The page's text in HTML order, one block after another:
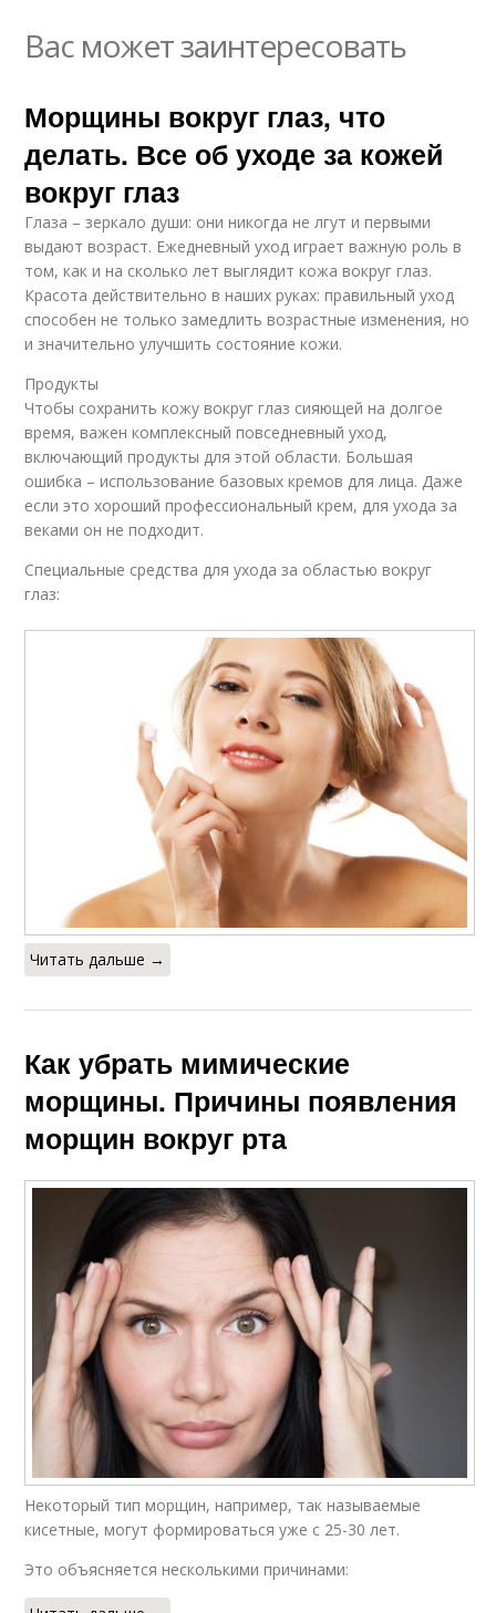
Вас может заинтересовать
Морщины вокруг глаз, что
делать. Все об уходе за кожей
вокруг глаз
Глаза – зеркало души: они никогда не лгут и первыми
выдают возраст. Ежедневный уход играет важную роль в
том, как и на сколько лет выглядит кожа вокруг глаз.
Красота действительно в наших руках: правильный уход
способен не только замедлить возрастные изменения, но
и значительно улучшить состояние кожи.
Продукты
Чтобы сохранить кожу вокруг глаз сияющей на долгое
время, важен комплексный повседневный уход,
включающий продукты для этой области. Большая
ошибка – использование базовых кремов для лица. Даже
если это хороший профессиональный крем, для ухода за
веками он не подходит.
Специальные средства для ухода за областью вокруг
глаз:
Читать дальше →
Как убрать мимические
морщины. Причины появления
морщин вокруг рта
Некоторый тип морщин, например, так называемые
кисетные, могут формироваться уже с 25-30 лет.
Это объясняется несколькими причинами: